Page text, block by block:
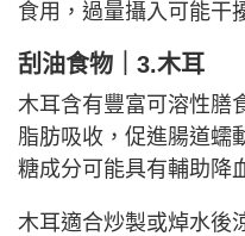
食用，過量攝入可能干
刮油食物｜3.木耳
木耳含有豐富可溶性膳
脂肪吸收，促進腸道蠕
糖成分可能具有輔助降
木耳適合炒製或焯水後